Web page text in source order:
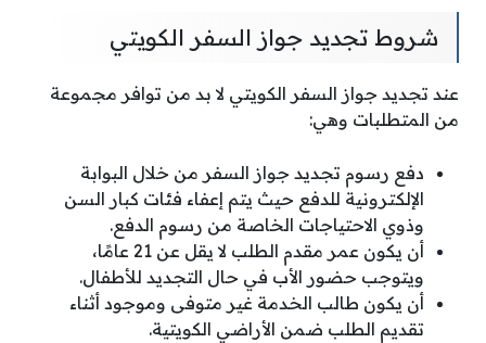
شروط تجديد جواز السفر الكويتي
عند تجديد جواز السفر الكويتي لا بد من توافر مجموعة
من المتطلبات وهي:
دفع رسوم تجديد جواز السفر من خلال البوابة
الإلكترونية للدفع حيث يتم إعفاء فئات كبار السن
وذوي الاحتياجات الخاصة من رسوم الدفع.
أن يكون عمر مقدم الطلب لا يقل عن 21 عامًا،
ويتوجب حضور الأب في حال التجديد للأطفال.
أن يكون طالب الخدمة غير متوفى وموجود أثناء
تقديم الطلب ضمن الأراضي الكويتية.